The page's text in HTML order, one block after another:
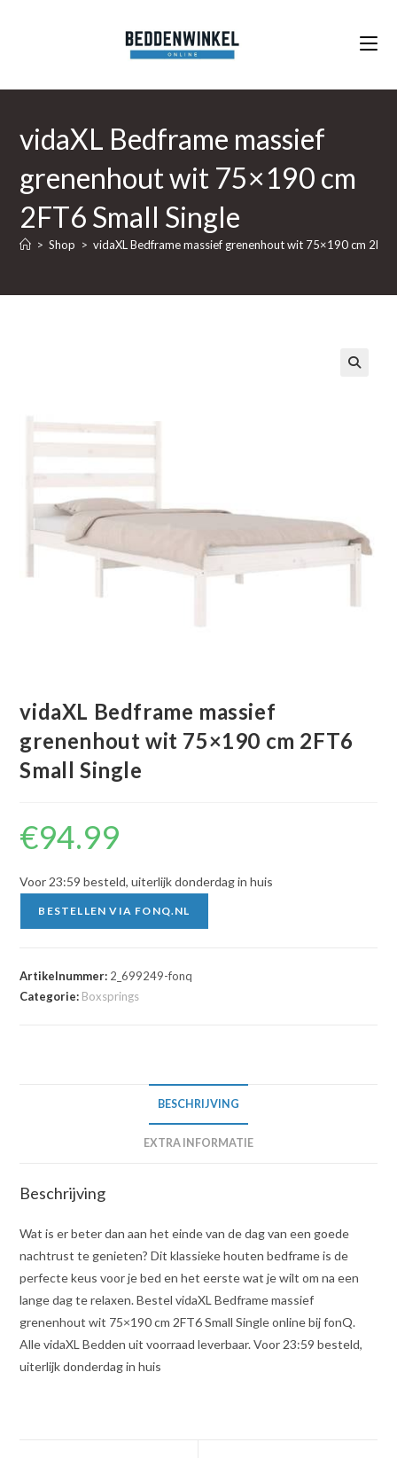
vidaXL Bedframe massief
grenenhout wit 75×190 cm
2FT6 Small Single
> Shop > vidaXL Bedframe massief grenenhout wit 75×190 cm 2FT6
vidaXL Bedframe massief
grenenhout wit 75×190 cm 2FT6
Small Single
€94.99
Voor 23:59 besteld, uiterlijk donderdag in huis
BESTELLEN VIA FONQ.NL
Artikelnummer: 2_699249-fonq
Categorie: Boxsprings
BESCHRIJVING
EXTRA INFORMATIE
Beschrijving
Wat is er beter dan aan het einde van de dag van een goede
nachtrust te genieten? Dit klassieke houten bedframe is de
perfecte keus voor je bed en het eerste wat je wilt om na een
lange dag te relaxen. Bestel vidaXL Bedframe massief
grenenhout wit 75×190 cm 2FT6 Small Single online bij fonQ.
Alle vidaXL Bedden uit voorraad leverbaar. Voor 23:59 besteld,
uiterlijk donderdag in huis